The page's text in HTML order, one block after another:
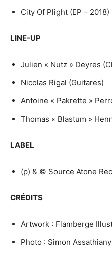
City Of Plight (EP – 2018)
LINE-UP
Julien « Nutz » Deyres
Nicolas Rigal (Guitares)
Antoine « Pakrette »
Thomas « Blastum »
LABEL
(p) & © Source Atone
CRÉDITS
Artwork : Flamberge
Photo : Simon